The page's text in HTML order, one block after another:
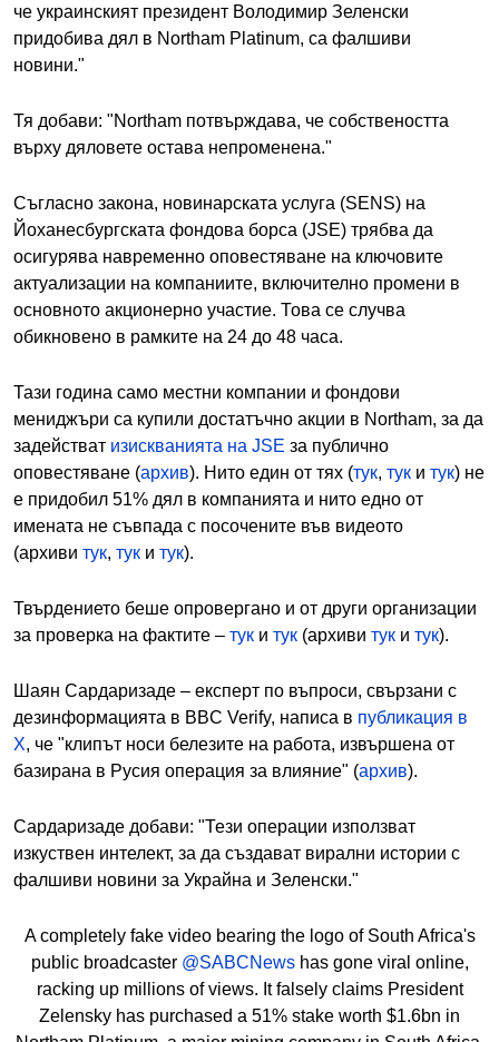
че украинският президент Володимир Зеленски
придобива дял в Northam Platinum, са фалшиви
новини."
Тя добави: "Northam потвърждава, че собствеността
върху дяловете остава непроменена."
Съгласно закона, новинарската услуга (SENS) на
Йоханесбургската фондова борса (JSE) трябва да
осигурява навременно оповестяване на ключовите
актуализации на компаниите, включително промени в
основното акционерно участие. Това се случва
обикновено в рамките на 24 до 48 часа.
Тази година само местни компании и фондови
мениджъри са купили достатъчно акции в Northam, за да
задействат изискванията на JSE за публично
оповестяване (архив). Нито един от тях (тук, тук и тук) не
е придобил 51% дял в компанията и нито едно от
имената не съвпада с посочените във видеото
(архиви тук, тук и тук).
Твърдението беше опровергано и от други организации
за проверка на фактите – тук и тук (архиви тук и тук).
Шаян Сардаризаде – експерт по въпроси, свързани с
дезинформацията в BBC Verify, написа в публикация в
X, че "клипът носи белезите на работа, извършена от
базирана в Русия операция за влияние" (архив).
Сардаризаде добави: "Тези операции използват
изкуствен интелект, за да създават вирални истории с
фалшиви новини за Украйна и Зеленски."
A completely fake video bearing the logo of South Africa's
public broadcaster @SABCNewshas gone viral online,
racking up millions of views. It falsely claims President
Zelensky has purchased a 51% stake worth $1.6bn in